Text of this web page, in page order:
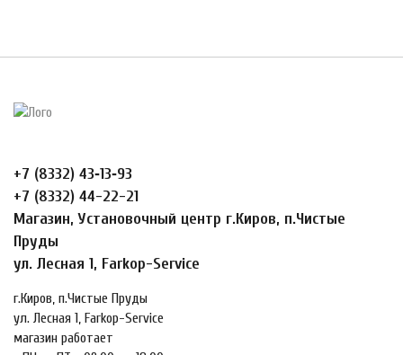
+7 (8332) 43‑13‑93
+7 (8332) 44-22-21
Магазин, Установочный центр г.Киров, п.Чистые
Пруды
ул. Лесная 1, Farkop-Service
г.Киров, п.Чистые Пруды
ул. Лесная 1, Farkop-Service
магазин работает